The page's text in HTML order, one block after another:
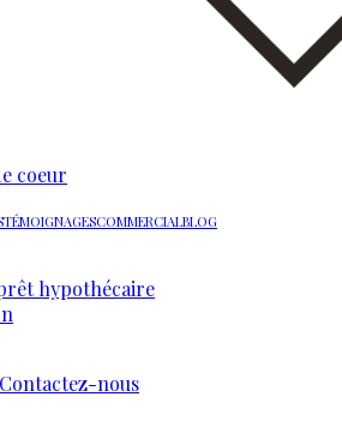
coeur
TÉMOIGNAGESCOMMERCIALBLOG
hypothécaire
Contactez-nous